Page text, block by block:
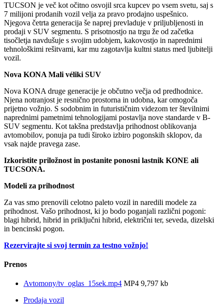
TUCSON je več kot očitno osvojil srca kupcev po vsem svetu, saj s
7 milijoni prodanih vozil velja za pravo prodajno uspešnico.
Njegova četrta generacija še naprej prevladuje v priljubljenosti in
prodaji v SUV segmentu. S prisotnostjo na trgu že od začetka
tisočletja navdušuje s svojim udobjem, kakovostjo in naprednimi
tehnološkimi rešitvami, kar mu zagotavlja kultni status med ljubitelji
vozil.
Nova KONA Mali véliki SUV
Nova KONA druge generacije je občutno večja od predhodnice.
Njena notranjost je resnično prostorna in udobna, kar omogoča
prijetno vožnjo. S sodobnim in futurističnim videzom ter številnimi
naprednimi pametnimi tehnologijami postavlja nove standarde v B-
SUV segmentu. Kot takšna predstavlja prihodnost oblikovanja
avtomobilov, ponuja pa tudi široko izbiro pogonskih sklopov, da
vsak najde pravega zase.
Izkoristite priložnost in postanite ponosni lastnik KONE ali
TUCSONA.
Modeli za prihodnost
Za vas smo prenovili celotno paleto vozil in naredili modele za
prihodnost. Vašo prihodnost, ki jo bodo poganjali različni pogoni:
blagi hibrid, hibrid in priključni hibrid, električni ter, seveda, dizelski
in bencinski pogon.
Rezervirajte si svoj termin za testno vožnjo!
Prenos
Avtomony/tv_oglas_15sek.mp4 MP4 9,797 kb
Prodaja vozil